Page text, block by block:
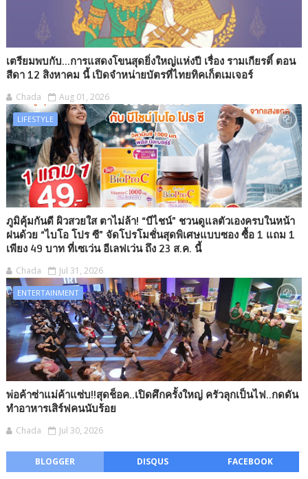
เตรียมพบกับ...การแสดงโขนสุดยิ่งใหญ่แห่งปี เรื่อง รามเกียรติ์ ตอน
สีดา 12 สิงหาคม นี้ เปิดจำหน่ายบัตรที่ไทยทิคเก็ตเมเจอร์
Chada Aug 01, 2026
LIFESTYLE
ภูมิคุ้มกันดี ผิวสวยใส ตาไม่ล้า! “บีไชน์” ชวนดูแลตัวเองครบในหน้า
ฝนด้วย “ไบโอ โปร ซี” จัดโปรโมชั่นสุดพิเศษแบบซอง ซื้อ 1 แถม 1
เพียง 49 บาท ที่เซเว่น อีเลฟเว่น ถึง 23 ส.ค. นี้
Chada Jul 31, 2026
ENTERTAINMENT
พ่อค้าซ่าแม่ค้าแซ่บ!!สุดช็อค..เปิดศึกครั้งใหญ่ ครัวลุกเป็นไฟ..กดดัน
ทำอาหารเสิร์ฟคนนับร้อย
Chada Jul 30, 2026
BLOGGER DISQUS FACEBOOK